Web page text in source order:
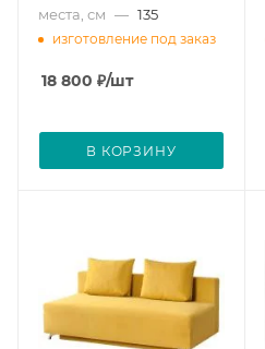
места, см — 135
изготовление под заказ
18 800 ₽/шт
В КОРЗИНУ